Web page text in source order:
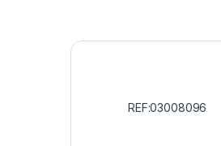
REF:03008096